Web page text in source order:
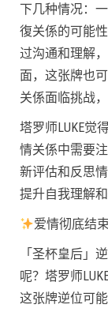
下几种情况：
復关係的可能
过沟通和理解
面，这张牌也
关係面临挑战
塔罗师LUKE觉
情关係中需要
新评估和反思
提升自我理解和
爱情彻底结
「圣杯皇后」
呢？塔罗师
这张牌逆位可